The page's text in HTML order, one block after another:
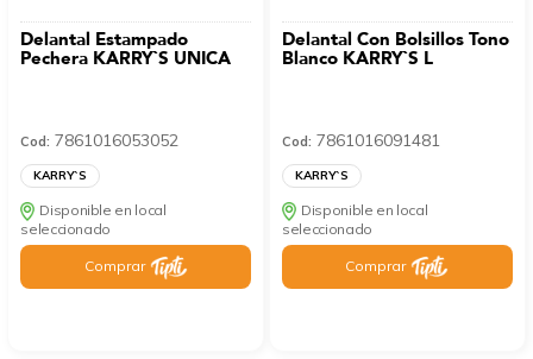
Delantal Estampado
Pechera KARRY`S UNICA
Cod: 7861016053052
KARRY`S
Disponible en local
seleccionado
Comprar
Delantal Con Bolsillos Tono
Blanco KARRY`S L
Cod: 7861016091481
KARRY`S
Disponible en local
seleccionado
Comprar